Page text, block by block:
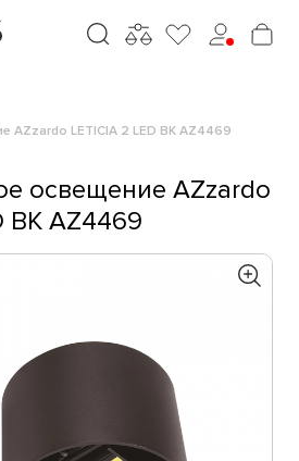
AZzardo LETICIA 2 LED BK AZ4469
освещение AZzardo
BK AZ4469